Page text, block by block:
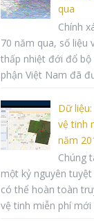
qua
Chính
70 năm qua, số liệu
thấp nhiệt đới đổ
phận Việt Nam đã
Dữ
vệ tinh
năm
Chúng
một kỷ nguyên
có thể hoàn toàn
vệ tinh miễn phí mới